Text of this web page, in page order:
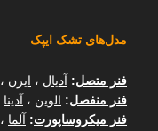
مدل‌های تشک ایپک
فنر متصل: آدیال ، ایرن ،
فنر منفصل: الوین ، آدینا
فنر میکروساپورت: آلما ،